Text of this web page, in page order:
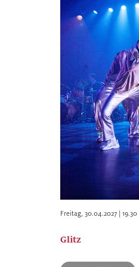
Freitag,30.04.2027 | 19.30
Glitz